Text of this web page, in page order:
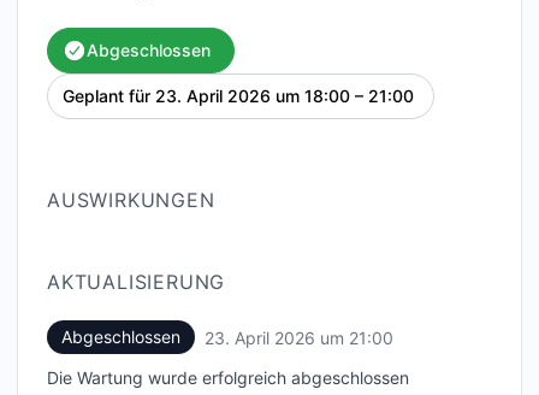
Abgeschlossen
Geplant für 23. April 2026 um 18:00 – 21:00 UTC
AUSWIRKUNGEN
AKTUALISIERUNG
Abgeschlossen 23. April 2026 um 21:00
Die Wartung wurde erfolgreich abgeschlossen